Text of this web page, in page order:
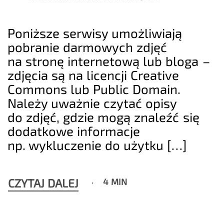
Poniższe serwisy umożliwiają
pobranie darmowych zdjęć
na stronę internetową lub bloga –
zdjęcia są na licencji Creative
Commons lub Public Domain.
Należy uważnie czytać opisy
do zdjęć, gdzie mogą znaleźć się
dodatkowe informacje
np. wykluczenie do użytku […]
CZYTAJ DALEJ 4 MIN